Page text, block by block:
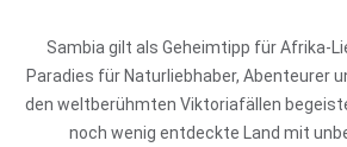
Sambia gilt als Geheimtipp für Afrika-
Paradies für Naturliebhaber, Abenteurer
den weltberühmten Viktoriafällen
noch wenig entdeckte Land mit